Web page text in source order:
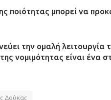
μπορεί να
την ομαλή
νομιμότητας είναι ένα
Δούκας